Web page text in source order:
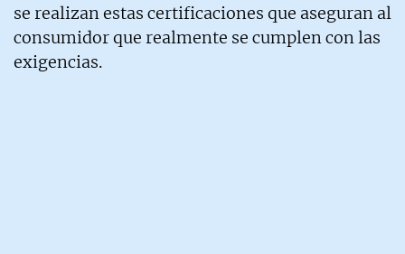
se realizan estas certificaciones que aseguran al
consumidor que realmente se cumplen con las
exigencias.